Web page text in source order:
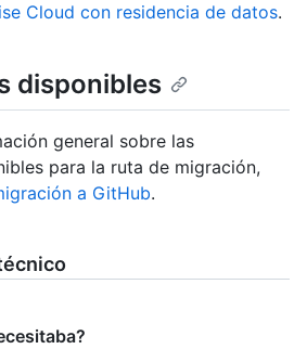
Cloud con residencia de datos.
disponibles
general sobre las
para la ruta de migración,
a GitHub.